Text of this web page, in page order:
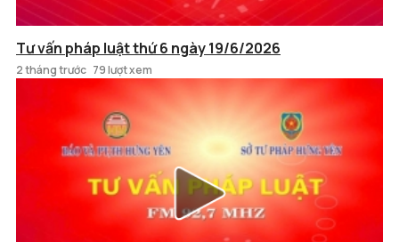
Tư vấn pháp luật thứ 6 ngày 19/6/2026
2 tháng trước 79 lượt xem